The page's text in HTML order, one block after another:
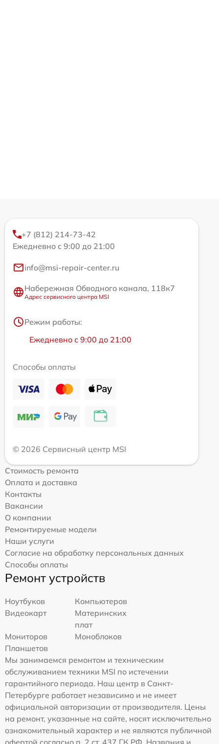
+7 (812) 214-73-42
Ежедневно с 9:00 до 21:00
info@msi-repair-center.ru
Набережная Обводного канала, 118к7
Адрес сервисного центра MSI
Режим работы:
Ежедневно с 9:00 до 21:00
Способы оплаты
© 2026 Сервисный центр MSI
Стоимость ремонта
Оплата и доставка
Контакты
Вакансии
О компании
Ремонтируемые модели
Наши услуги
Согласие на обработку персональных данных
Способы оплаты
Ремонт устройств
Ноутбуков
Компьютеров
Видеокарт
Материнских
плат
Мониторов
Моноблоков
Планшетов
Мы занимаемся ремонтом и техническим
обслуживанием техники MSI по истечении
гарантийного периода. Наш центр в Санкт-
Петербурге работает независимо и не имеет
официальной авторизации от производителя. Цены
на ремонт, указанные на сайте, носят исключительно
ознакомительный характер и не являются публичной